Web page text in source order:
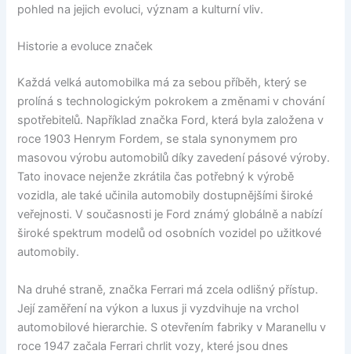
pohled na jejich evoluci, význam a kulturní vliv.
Historie a evoluce značek
Každá velká automobilka má za sebou příběh, který se
prolíná s technologickým pokrokem a změnami v chování
spotřebitelů. Například značka Ford, která byla založena v
roce 1903 Henrym Fordem, se stala synonymem pro
masovou výrobu automobilů díky zavedení pásové výroby.
Tato inovace nejenže zkrátila čas potřebný k výrobě
vozidla, ale také učinila automobily dostupnějšími široké
veřejnosti. V současnosti je Ford známý globálně a nabízí
široké spektrum modelů od osobních vozidel po užitkové
automobily.
Na druhé straně, značka Ferrari má zcela odlišný přístup.
Její zaměření na výkon a luxus ji vyzdvihuje na vrchol
automobilové hierarchie. S otevřením fabriky v Maranellu v
roce 1947 začala Ferrari chrlit vozy, které jsou dnes